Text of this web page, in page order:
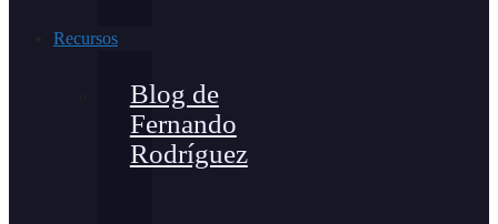
Recursos
Blog de
Fernando
Rodríguez